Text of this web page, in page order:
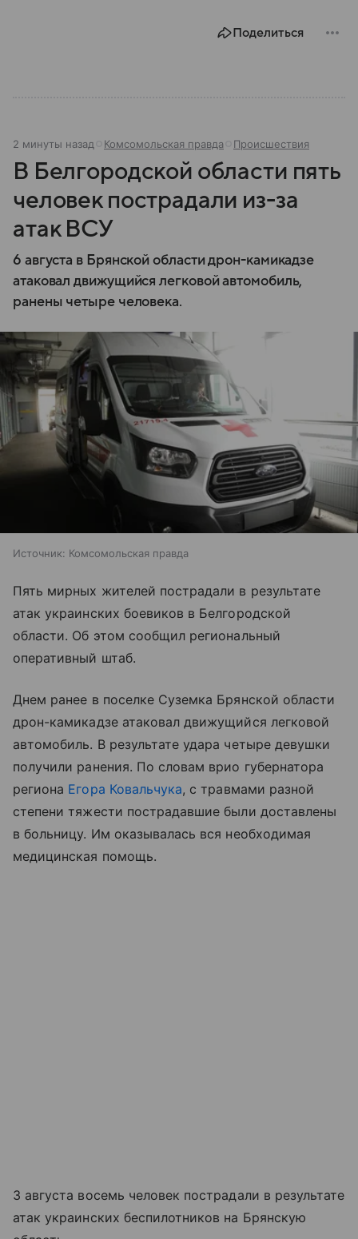
положение сделало полуостров ключевой точкой
Поделиться
2 минуты назад Комсомольская правда Происшествия
В Белгородской области пять
человек пострадали из-за
атак ВСУ
6 августа в Брянской области дрон-камикадзе
атаковал движущийся легковой автомобиль,
ранены четыре человека.
Источник: Комсомольская правда
Пять мирных жителей пострадали в результате
атак украинских боевиков в Белгородской
области. Об этом сообщил региональный
оперативный штаб.
Днем ранее в поселке Суземка Брянской области
дрон-камикадзе атаковал движущийся легковой
автомобиль. В результате удара четыре девушки
получили ранения. По словам врио губернатора
региона Егора Ковальчука, с травмами разной
степени тяжести пострадавшие были доставлены
в больницу. Им оказывалась вся необходимая
медицинская помощь.
3 августа восемь человек пострадали в результате
атак украинских беспилотников на Брянскую